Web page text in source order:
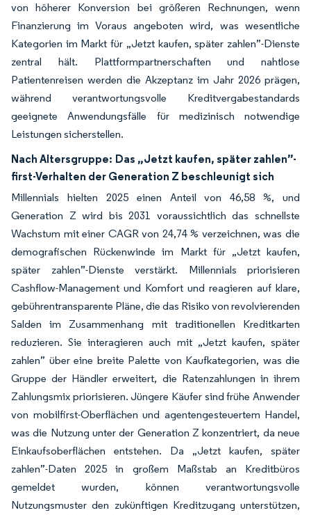
von höherer Konversion bei größeren Rechnungen, wenn
Finanzierung im Voraus angeboten wird, was wesentliche
Kategorien im Markt für „Jetzt kaufen, später zahlen”-Dienste
zentral hält. Plattformpartnerschaften und nahtlose
Patientenreisen werden die Akzeptanz im Jahr 2026 prägen,
während verantwortungsvolle Kreditvergabestandards
geeignete Anwendungsfälle für medizinisch notwendige
Leistungen sicherstellen.
Nach Altersgruppe: Das „Jetzt kaufen, später zahlen”-
first-Verhalten der Generation Z beschleunigt sich
Millennials hielten 2025 einen Anteil von 46,58 %, und
Generation Z wird bis 2031 voraussichtlich das schnellste
Wachstum mit einer CAGR von 24,74 % verzeichnen, was die
demografischen Rückenwinde im Markt für „Jetzt kaufen,
später zahlen”-Dienste verstärkt. Millennials priorisieren
Cashflow-Management und Komfort und reagieren auf klare,
gebührentransparente Pläne, die das Risiko von revolvierenden
Salden im Zusammenhang mit traditionellen Kreditkarten
reduzieren. Sie interagieren auch mit „Jetzt kaufen, später
zahlen” über eine breite Palette von Kaufkategorien, was die
Gruppe der Händler erweitert, die Ratenzahlungen in ihrem
Zahlungsmix priorisieren. Jüngere Käufer sind frühe Anwender
von mobilfirst-Oberflächen und agentengesteuertem Handel,
was die Nutzung unter der Generation Z konzentriert, da neue
Einkaufsoberflächen entstehen. Da „Jetzt kaufen, später
zahlen”-Daten 2025 in großem Maßstab an Kreditbüros
gemeldet wurden, können verantwortungsvolle
Nutzungsmuster den zukünftigen Kreditzugang unterstützen,